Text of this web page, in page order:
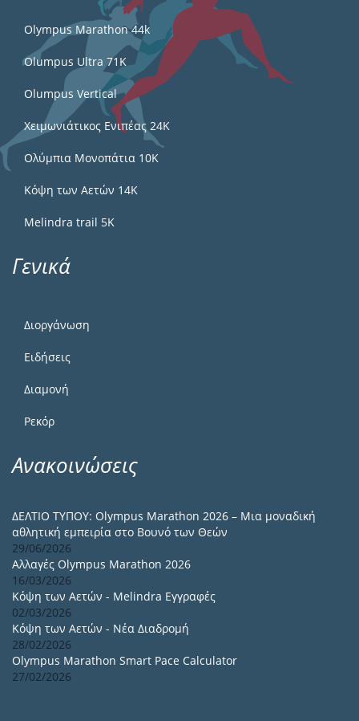
Olympus Marathon 44k
Olumpus Ultra 71K
Olumpus Vertical
Χειμωνιάτικος Ενιπέας 24Κ
Ολύμπια Μονοπάτια 10Κ
Κόψη των Αετών 14Κ
Melindra trail 5Κ
Γενικά
Διοργάνωση
Ειδήσεις
Διαμονή
Ρεκόρ
Ανακοινώσεις
ΔΕΛΤΙΟ ΤΥΠΟΥ: Olympus Marathon 2026 – Μια μοναδική
αθλητική εμπειρία στο Βουνό των Θεών
29/06/2026
Αλλαγές Olympus Marathon 2026
16/03/2026
Κόψη των Αετών - Melindra Εγγραφές
02/03/2026
Κόψη των Αετών - Νέα Διαδρομή
28/02/2026
Olympus Marathon Smart Pace Calculator
27/02/2026